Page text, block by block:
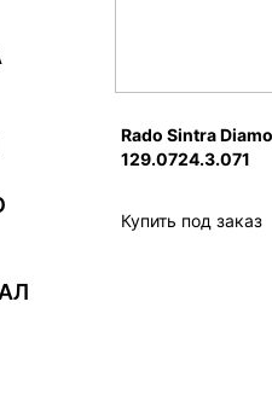
Rado Sintra
129.0724.3.071
Купить под заказ